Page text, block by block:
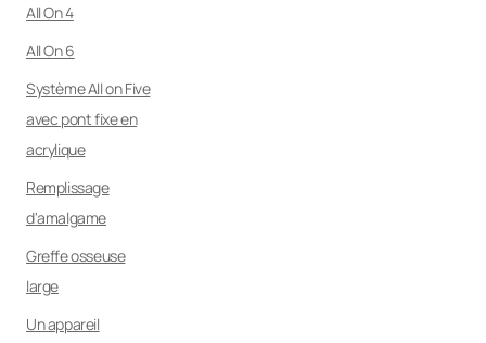
All On 4
All On 6
Système All on Five
avec pont fixe en
acrylique
Remplissage
d'amalgame
Greffe osseuse
large
Un appareil